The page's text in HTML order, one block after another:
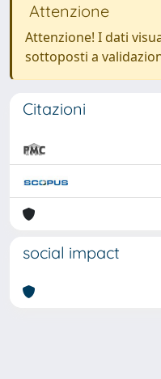
Attenzione
Attenzione! I dati
sottoposti a
Citazioni
social impact